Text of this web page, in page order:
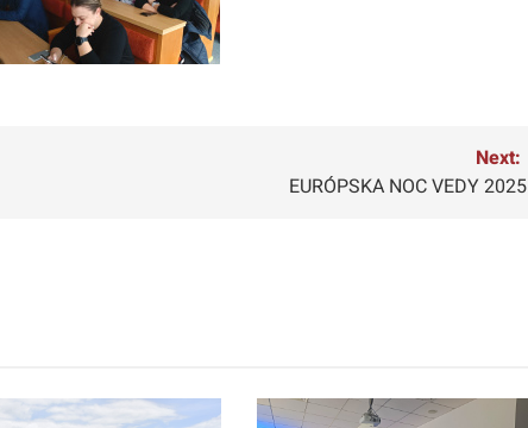
Next:
EURÓPSKA NOC VEDY 2025